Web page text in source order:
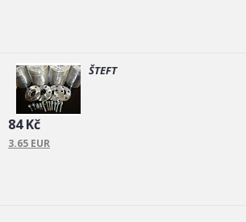
ŠTEFT
84 Kč
3.65 EUR